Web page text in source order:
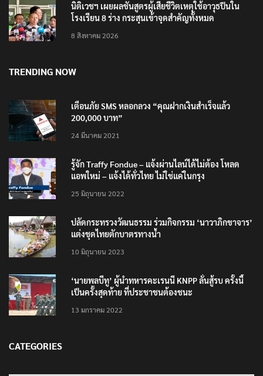
นิติเวชฯ เผยผลชันสูตรผู้เสียชีวิตเหตุใช้อาวุธปืนใน
โรงเรียน 8 ร่าง กระสุนเข้าจุดสำคัญทั้งหมด
8 สิงหาคม 2026
TRENDING NOW
เตือนภัย SMS หลอกลวง “คุณฝากเงินสำเร็จแล้ว
200,000 บาท”
24 มีนาคม 2021
รู้จัก Traffy Fondue – แจ้งผ่านไลน์ได้ไม่ต้อง โหลด
แอพใหม่ – แจ้งได้ทั่วไทย ไม่ใช่แค่ในกรุง
25 มิถุนายน 2022
ปลัดกระทรวงวัฒนธรรม ร่วมกิจกรรม ‘นาวาภิกขาจาร’
แต่งชุดไทยตักบาตรทางน้ำ
10 มิถุนายน 2023
‘นายพลบีทู’ ผู้นำทหารคะเรนนี KNPP ลั่นสู้รบ ครั้งนี้
เป็นครั้งสุดท้าย ที่ประชาชนต้องชนะ
13 มกราคม 2022
CATEGORIES